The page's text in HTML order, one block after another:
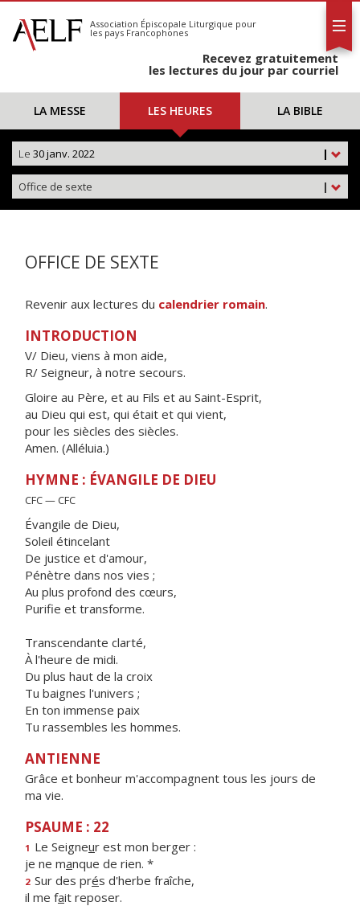
S'abonner
Calendrier
Association Épiscopale Liturgique pour
les pays Francophones
Recevez gratuitement
les lectures du jour par courriel
LA MESSE LES HEURES LA BIBLE
|
Le 30 janv. 2022
|
Office de sexte
OFFICE DE SEXTE
Revenir aux lectures du calendrier romain.
INTRODUCTION
V/ Dieu, viens à mon aide,
R/ Seigneur, à notre secours.
Gloire au Père, et au Fils et au Saint-Esprit,
au Dieu qui est, qui était et qui vient,
pour les siècles des siècles.
Amen. (Alléluia.)
HYMNE : ÉVANGILE DE DIEU
CFC — CFC
Évangile de Dieu,
Soleil étincelant
De justice et d'amour,
Pénètre dans nos vies ;
Au plus profond des cœurs,
Purifie et transforme.
Transcendante clarté,
À l'heure de midi.
Du plus haut de la croix
Tu baignes l'univers ;
En ton immense paix
Tu rassembles les hommes.
ANTIENNE
Grâce et bonheur m'accompagnent tous les jours de
ma vie.
PSAUME : 22
1 Le Seigneur est mon berger :
je ne manque de rien. *
2 Sur des prés d'herbe fraîche,
il me fait reposer.